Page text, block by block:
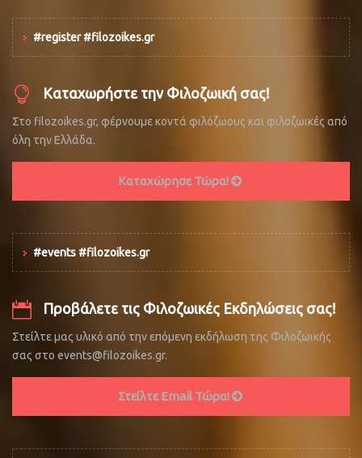
#register #filozoikes.gr
Καταχωρήστε την Φιλοζωική σας!
Στο filozoikes.gr, φέρνουμε κοντά φιλόζωους και φιλοζωικές από
όλη την Ελλάδα.
Καταχώρησε Τώρα!
#events #filozoikes.gr
Προβάλετε τις Φιλοζωικές Εκδηλώσεις σας!
Στείλτε μας υλικό από την επόμενη εκδήλωση της Φιλοζωικής
σας στο events@filozoikes.gr.
Στείλτε Email Τώρα!